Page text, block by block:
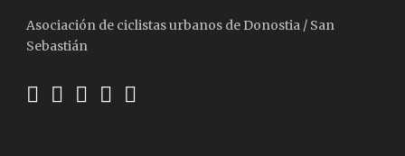
Asociación de ciclistas urbanos de Donostia / San
Sebastián